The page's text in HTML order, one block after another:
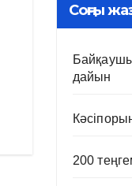
Соңғы
дайын
200